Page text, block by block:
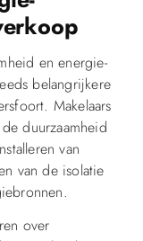
en energie-
belangrijkere
Makelaars
duurzaamheid
van
van de isolatie
over